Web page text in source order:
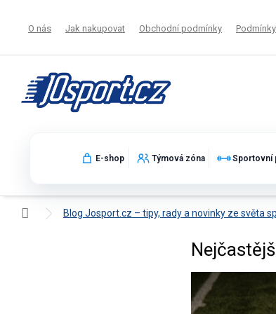
O nás Jak nakupovat Obchodní podmínky
E-shop Týmová zóna Sportovní
Domů Blog Josport.cz – tipy, rady a novinky ze světa